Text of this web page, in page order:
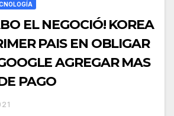
EL NEGOCIÓ! KOREA
PAIS EN OBLIGAR
AGREGAR MAS
PAGO